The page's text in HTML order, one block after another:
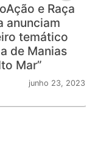
e Raça
anunciam
temático
de Manias
Mar”
junho 23, 2023